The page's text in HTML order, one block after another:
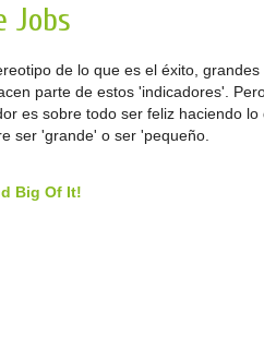
Jobs
de lo que es el éxito, grandes
parte de estos 'indicadores'.
es sobre todo ser feliz haciendo lo
ser 'grande' o ser 'pequeño.
Big Of It!